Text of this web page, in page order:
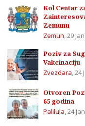
Kol Centar
Zemunu
Zemun,29
Poziv za
Vakcinaciju
Zvezdara,24
Otvoren
65 godina
Palilula,24